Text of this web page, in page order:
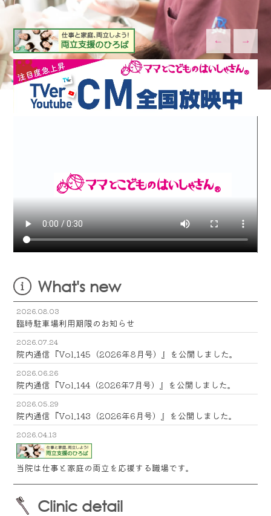
← →
What's new
2026.08.03
臨時駐車場利用期限のお知らせ
2026.07.24
院内通信『Vol.145（2026年8月号）』を公開しました。
2026.06.26
院内通信『Vol.144（2026年7月号）』を公開しました。
2026.05.29
院内通信『Vol.143（2026年6月号）』を公開しました。
2026.04.13
当院は仕事と家庭の両立を応援する職場です。
Clinic detail